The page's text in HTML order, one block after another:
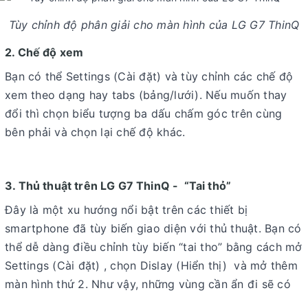
Tùy chỉnh độ phân giải cho màn hình của LG G7 ThinQ
2. Chế độ xem
Bạn có thể Settings (Cài đặt) và tùy chỉnh các chế độ
xem theo dạng hay tabs (bảng/lưới). Nếu muốn thay
đổi thì chọn biểu tượng ba dấu chấm góc trên cùng
bên phải và chọn lại chế độ khác.
3. Thủ thuật trên LG G7 ThinQ - “Tai thỏ”
Đây là một xu hướng nổi bật trên các thiết bị
smartphone đã tùy biến giao diện với thủ thuật. Bạn có
thể dễ dàng điều chỉnh tùy biến “tai tho” bằng cách mở
Settings (Cài đặt) , chọn Dislay (Hiển thị) và mở thêm
màn hình thứ 2. Như vậy, những vùng cần ẩn đi sẽ có